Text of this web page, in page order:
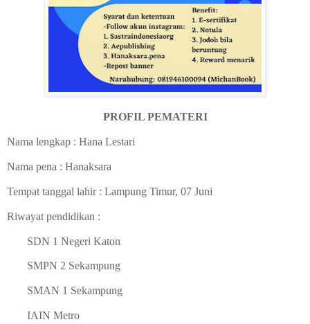
PROFIL PEMATERI
Nama lengkap : Hana Lestari
Nama pena : Hanaksara
Tempat tanggal lahir : Lampung Timur, 07 Juni
Riwayat pendidikan :
SDN 1 Negeri Katon
SMPN 2 Sekampung
SMAN 1 Sekampung
IAIN Metro